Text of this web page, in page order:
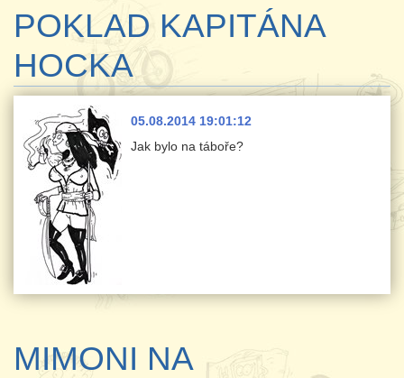
POKLAD KAPITÁNA
HOCKA
05.08.2014 19:01:12
Jak bylo na táboře?
MIMONI NA